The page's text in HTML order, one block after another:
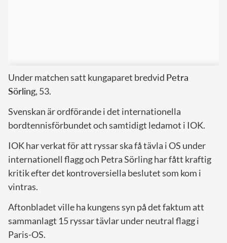
Under matchen satt kungaparet bredvid Petra
Sörling, 53.
Svenskan är ordförande i det internationella
bordtennisförbundet och samtidigt ledamot i IOK.
IOK har verkat för att ryssar ska få tävla i OS under
internationell flagg och Petra Sörling har fått kraftig
kritik efter det kontroversiella beslutet som kom i
vintras.
Aftonbladet ville ha kungens syn på det faktum att
sammanlagt 15 ryssar tävlar under neutral flagg i
Paris-OS.